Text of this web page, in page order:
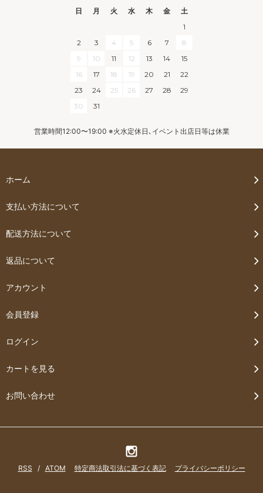
日
月 火 水 木 金
土
1
2
3 4 5 6 7
8
9
10 11 12 13 14
15
16
17 18 19 20 21
22
23
24 25 26 27 28
29
30
31
営業時間12:00〜19:00 ※火水定休日､イベント出店日等は休業
ホーム
支払い方法について
配送方法について
返品について
アカウント
会員登録
ログイン
カートを見る
お問い合わせ
RSS / ATOM 特定商法取引法に基づく表記 プライバシーポリシー